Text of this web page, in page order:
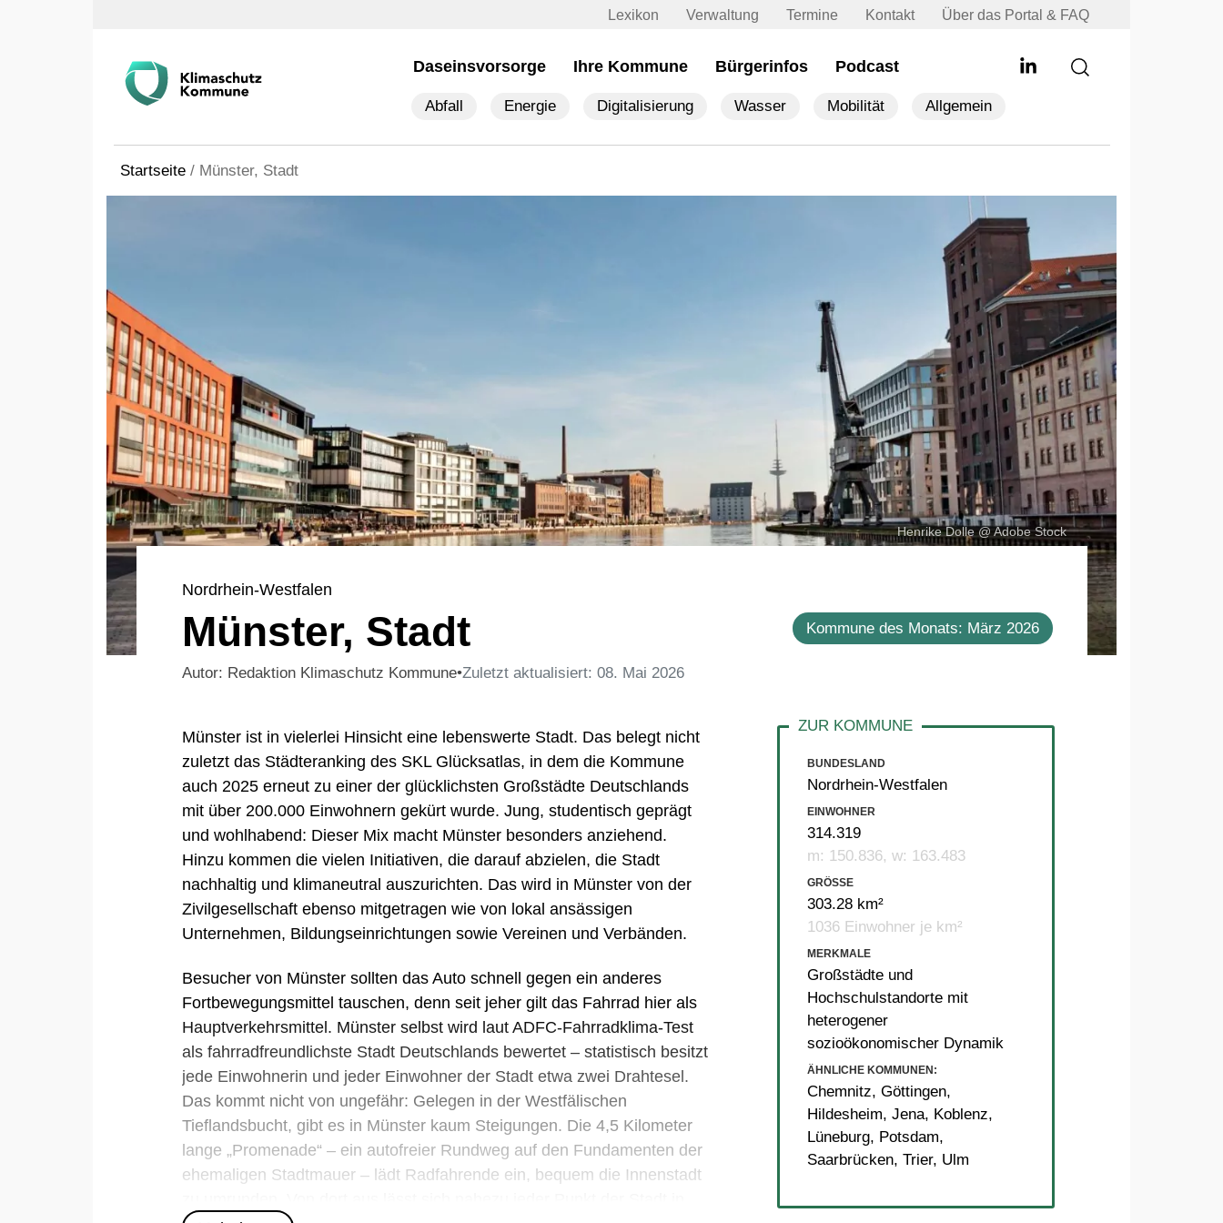
Lexikon Verwaltung Termine Kontakt Über das Portal & FAQ
Daseinsvorsorge Ihre Kommune Bürgerinfos Podcast
Abfall Energie Digitalisierung Wasser Mobilität Allgemein
Startseite / Münster, Stadt
Henrike Dolle @ Adobe Stock
Nordrhein-Westfalen
Münster, Stadt
Autor: Redaktion Klimaschutz Kommune•Zuletzt aktualisiert: 08. Mai 2026
Kommune des Monats: März 2026
Münster ist in vielerlei Hinsicht eine lebenswerte Stadt. Das belegt nicht
zuletzt das Städteranking des SKL Glücksatlas, in dem die Kommune
auch 2025 erneut zu einer der glücklichsten Großstädte Deutschlands
mit über 200.000 Einwohnern gekürt wurde. Jung, studentisch geprägt
und wohlhabend: Dieser Mix macht Münster besonders anziehend.
Hinzu kommen die vielen Initiativen, die darauf abzielen, die Stadt
nachhaltig und klimaneutral auszurichten. Das wird in Münster von der
Zivilgesellschaft ebenso mitgetragen wie von lokal ansässigen
Unternehmen, Bildungseinrichtungen sowie Vereinen und Verbänden.
Besucher von Münster sollten das Auto schnell gegen ein anderes
Fortbewegungsmittel tauschen, denn seit jeher gilt das Fahrrad hier als
Hauptverkehrsmittel. Münster selbst wird laut ADFC-Fahrradklima-Test
als fahrradfreundlichste Stadt Deutschlands bewertet – statistisch besitzt
jede Einwohnerin und jeder Einwohner der Stadt etwa zwei Drahtesel.
Das kommt nicht von ungefähr: Gelegen in der Westfälischen
Tieflandsbucht, gibt es in Münster kaum Steigungen. Die 4,5 Kilometer
lange „Promenade“ – ein autofreier Rundweg auf den Fundamenten der
ehemaligen Stadtmauer – lädt Radfahrende ein, bequem die Innenstadt
BUNDESLAND
Nordrhein-Westfalen
EINWOHNER
314.319
m: 150.836, w: 163.483
GRÖSSE
303.28 km²
1036 Einwohner je km²
MERKMALE
Großstädte und
Hochschulstandorte mit
heterogener
sozioökonomischer Dynamik
ÄHNLICHE KOMMUNEN:
Chemnitz,Göttingen,
Hildesheim,Jena, Koblenz,
Lüneburg, Potsdam,
Saarbrücken,Trier, Ulm